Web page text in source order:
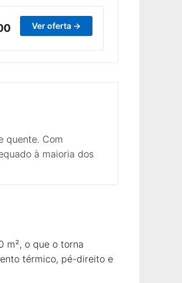
Ver oferta →
quente. Com
à maioria dos
m², o que o torna
térmico, pé-direito e